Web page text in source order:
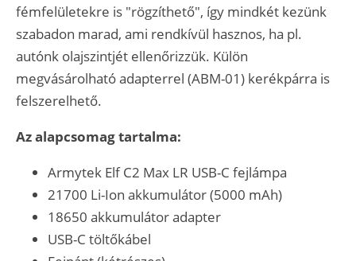
fémfelületekre is "rögzíthető", így mindkét kezünk
szabadon marad, ami rendkívül hasznos, ha pl.
autónk olajszintjét ellenőrizzük. Külön
megvásárolható adapterrel (ABM-01) kerékpárra is
felszerelhető.
Az alapcsomag tartalma:
Armytek Elf C2 Max LR USB-C fejlámpa
21700 Li-Ion akkumulátor (5000 mAh)
18650 akkumulátor adapter
USB-C töltőkábel